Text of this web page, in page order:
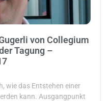
von Collegium
Tagung –
wie das Entstehen einer
kann. Ausgangpunkt